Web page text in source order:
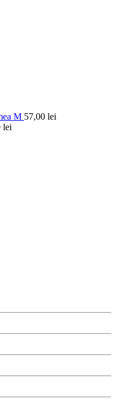
M 57,00 lei
lei